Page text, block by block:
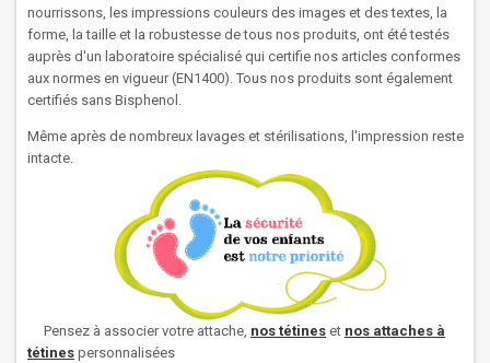
nourrissons, les impressions couleurs des images et des textes, la
forme, la taille et la robustesse de tous nos produits, ont été testés
auprès d'un laboratoire spécialisé qui certifie nos articles conformes
aux normes en vigueur (EN1400). Tous nos produits sont également
certifiés sans Bisphenol.
Même après de nombreux lavages et stérilisations, l'impression reste
intacte.
Pensez à associer votre attache, nos tétines et nos attaches à
tétines personnalisées